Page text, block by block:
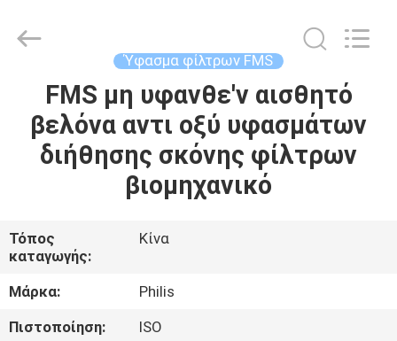
ΣΠΊΤΙ
ΠΡΟΪΌΝΤΑ
ΕΜΕΊΣ
ΓΎΡΟΣ
ΕΡΓΟΣΤΑΣΊΩΝ
Technology
Ύφασμα φίλτρων FMS
FMS μη υφανθε'ν αισθητό
βελόνα αντι οξύ υφασμάτων
διήθησης σκόνης φίλτρων
βιομηχανικό
Τόπος
καταγωγής:
Κίνα
Μάρκα:
Philis
Πιστοποίηση:
ISO